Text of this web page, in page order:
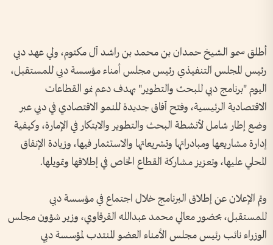
أطلق سمو الشيخ حمدان بن محمد بن راشد آل مكتوم، ولي عهد دبي
رئيس المجلس التنفيذي رئيس مجلس أمناء مؤسسة دبي للمستقبل،
اليوم "برنامج دبي للبحث والتطوير" بهدف دعم نمو القطاعات
الاقتصادية الرئيسية، وفتح آفاق جديدة للنمو الاقتصادي في دبي عبر
وضع إطار شامل لأنشطة البحث والتطوير والابتكار في الإمارة، وكيفية
إدارة مشاريعها ومبادراتها وتشريعاتها والاستثمار فيها، وزيادة الإنفاق
المحلي عليها، وتعزيز مشاركة القطاع الخاص في إطلاقها وتمويلها.
وتم الإعلان عن إطلاق البرنامج خلال اجتماع في مؤسسة دبي
للمستقبل، بحضور معالي محمد عبدالله القرقاوي، وزير شؤون مجلس
الوزراء نائب رئيس مجلس الأمناء العضو المنتدب لمؤسسة دبي